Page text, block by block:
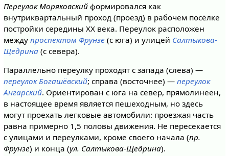
Переулок Моряковскийформировался как
внутриквартальный проход (проезд) в рабочем посёлке
постройки середины XX века. Переулок расположен
между проспектом Фрунзе (с юга) и улицей Салтыкова-
Щедрина(с севера).
Параллельно переулку проходят с запада (слева) —
переулок Богашёвский; справа (восточнее) — переулок
Ангарский. Ориентирован с юга на север, прямолинеен,
в настоящее время является пешеходным, но здесь
могут проехать легковые автомобили: проезжая часть
равна примерно 1,5 половы движения. Не пересекается
с улицами и переулками, кроме своего начала (пр.
Фрунзе) и конца (ул. Салтыкова-Щедрина).